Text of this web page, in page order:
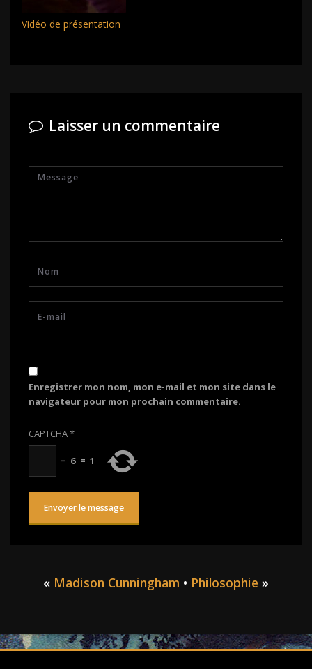
Vidéo de présentation
Laisser un commentaire
Enregistrer mon nom, mon e-mail et mon site dans le
navigateur pour mon prochain commentaire.
CAPTCHA*
− 6 = 1
« Madison Cunningham • Philosophie »